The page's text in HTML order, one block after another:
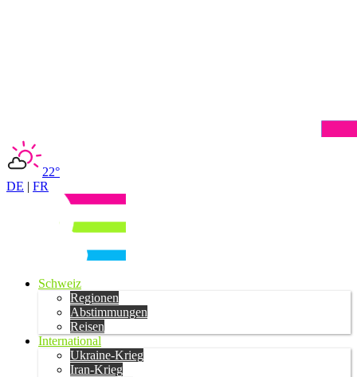
22°
DE | FR
Schweiz
Regionen
Abstimmungen
Reisen
International
Ukraine-Krieg
Iran-Krieg